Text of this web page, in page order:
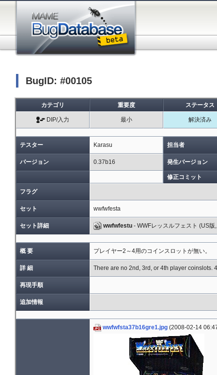
BugID: #00105
カテゴリ 重要度 ステータス
DIP/入力 最小 解決済み
テスター Karasu 担当者
バージョン 0.37b16 発生バージョン
修正コミット
フラグ
セット wwfwfesta
セット詳細 wwfwfestu - WWFレッスルフェスト (US版
概 要 プレイヤー2～4用のコインスロットが無い。
詳 細 There are no 2nd, 3rd, or 4th player coinslots.
再現手順
追加情報
wwfwfsta37b16gre1.jpg (2008-02-14